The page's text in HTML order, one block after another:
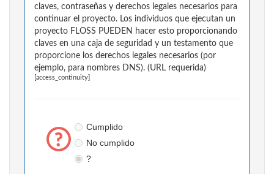
claves, contraseñas y derechos legales necesarios para
continuar el proyecto. Los individuos que ejecutan un
proyecto FLOSS PUEDEN hacer esto proporcionando
claves en una caja de seguridad y un testamento que
proporcione los derechos legales necesarios (por
ejemplo, para nombres DNS). (URL requerida)
[access_continuity]
Cumplido
No cumplido
?